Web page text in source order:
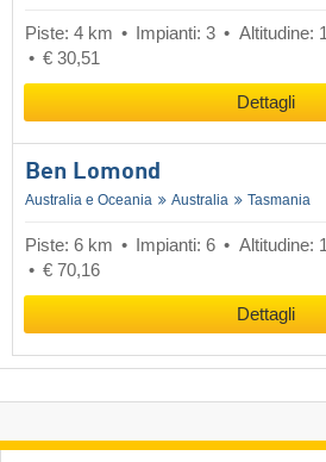
Piste: 4 km Impianti: 3
Altitudine:
€ 30,51
Dettagli
Ben Lomond
Australia e Oceania Australia Tasmania
Piste: 6 km Impianti: 6
Altitudine:
€ 70,16
Dettagli